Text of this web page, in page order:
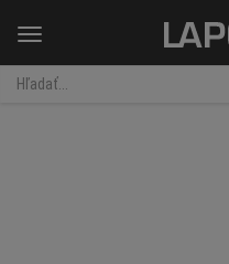
Menu